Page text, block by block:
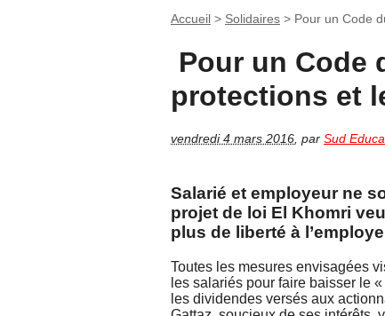
Accueil > Solidaires > Pour un Code
Pour un Code
protections et
vendredi 4 mars 2016, par Sud
Salarié et employeur ne
projet de loi El Khomri
plus de liberté à
Toutes les mesures envisagées
les salariés pour faire baisser le
les dividendes versés aux